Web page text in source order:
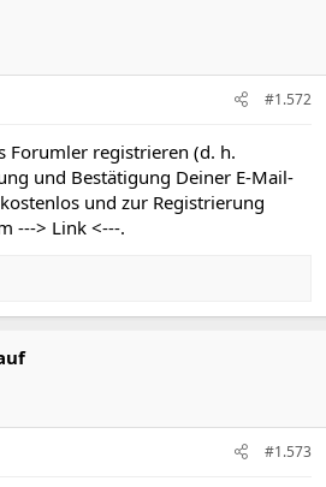
#1.572
Forumler registrieren (d. h.
und Bestätigung Deiner E-Mail-
und zur Registrierung
---> Link <---.
#1.573